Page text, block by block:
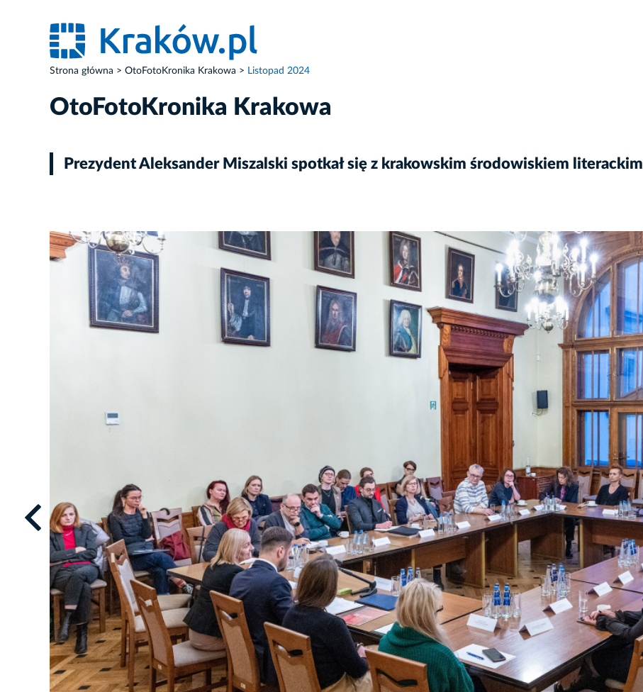
Strona główna OtoFotoKronika Krakowa Listopad 2024
OtoFotoKronika Krakowa
Prezydent Aleksander Miszalski spotkał się z krakowskim środowiskiem literackim